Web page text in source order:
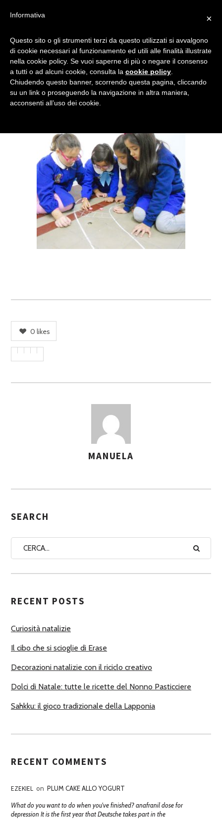
TAPPI PISTA
0 likes
S
G
A
U
O
I
MANUELA
SEARCH
RECENT POSTS
Curiosità natalizie
Il cibo che si scioglie di Erase
Decorazioni natalizie con il riciclo creativo
Dolci di Natale: tutte le ricette del Nonno Pasticciere
Sahkku: il gioco tradizionale della Lapponia
RECENT COMMENTS
EZEKIEL on PLUM CAKE ALLO YOGURT
What do you want to do when you've finished? anafranil dose for
depression It is the first year that Deutsche takes part in the
×
Informativa
Questo sito o gli strumenti terzi da questo utilizzati si avvalgono
di cookie necessari al funzionamento ed utili alle finalità illustrate
nella cookie policy. Se vuoi saperne di più o negare il consenso
a tutti o ad alcuni cookie, consulta la cookie policy
Chiudendo questo banner, scorrendo questa pagina, cliccando
su un link o proseguendo la navigazione in altra maniera,
acconsenti all’uso dei cookie.